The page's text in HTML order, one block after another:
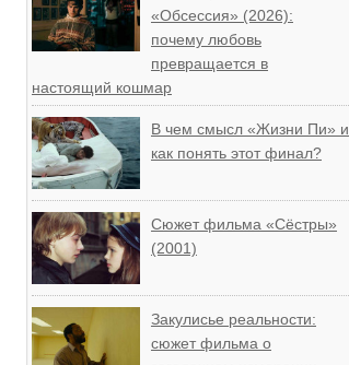
«Обсессия» (2026):
почему любовь
превращается в
настоящий кошмар
В чем смысл «Жизни Пи» и
как понять этот финал?
Сюжет фильма «Сёстры»
(2001)
Закулисье реальности:
сюжет фильма о